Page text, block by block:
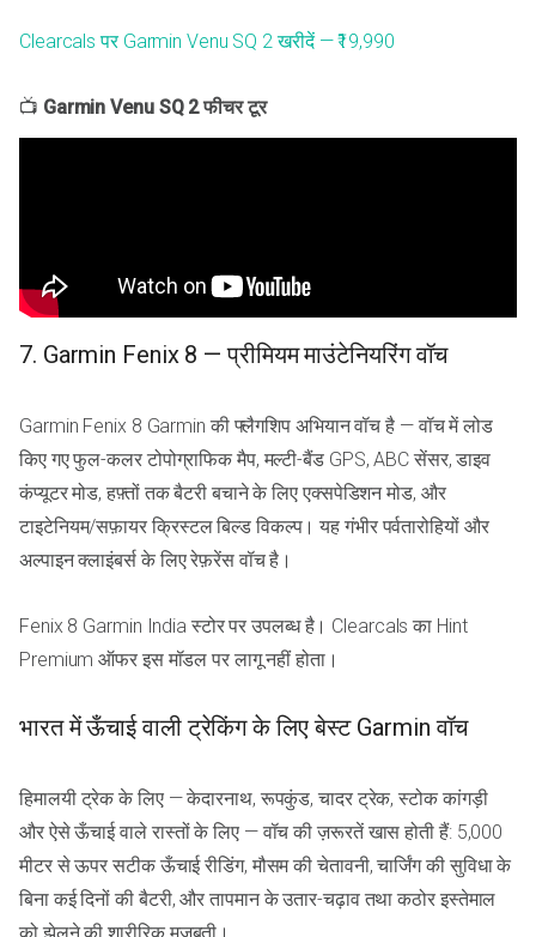
Clearcals पर Garmin Venu SQ 2 खरीदें — ₹19,990
📺 Garmin Venu SQ 2 फीचर टूर
7. Garmin Fenix 8 — प्रीमियम माउंटेनियरिंग वॉच
Garmin Fenix 8 Garmin की फ्लैगशिप अभियान वॉच है — वॉच में लोड
किए गए फुल-कलर टोपोग्राफिक मैप, मल्टी-बैंड GPS, ABC सेंसर, डाइव
कंप्यूटर मोड, हफ़्तों तक बैटरी बचाने के लिए एक्सपेडिशन मोड, और
टाइटेनियम/सफ़ायर क्रिस्टल बिल्ड विकल्प। यह गंभीर पर्वतारोहियों और
अल्पाइन क्लाइंबर्स के लिए रेफ़रेंस वॉच है।
Fenix 8 Garmin India स्टोर पर उपलब्ध है। Clearcals का Hint
Premium ऑफर इस मॉडल पर लागू नहीं होता।
भारत में ऊँचाई वाली ट्रेकिंग के लिए बेस्ट Garmin वॉच
हिमालयी ट्रेक के लिए — केदारनाथ, रूपकुंड, चादर ट्रेक, स्टोक कांगड़ी
और ऐसे ऊँचाई वाले रास्तों के लिए — वॉच की ज़रूरतें खास होती हैं: 5,000
मीटर से ऊपर सटीक ऊँचाई रीडिंग, मौसम की चेतावनी, चार्जिंग की सुविधा के
बिना कई दिनों की बैटरी, और तापमान के उतार-चढ़ाव तथा कठोर इस्तेमाल